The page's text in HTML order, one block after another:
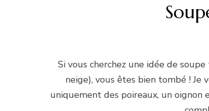
Si vous cherchez une idée de
neige), vous êtes bien tombé ! Je
uniquement des poireaux, un